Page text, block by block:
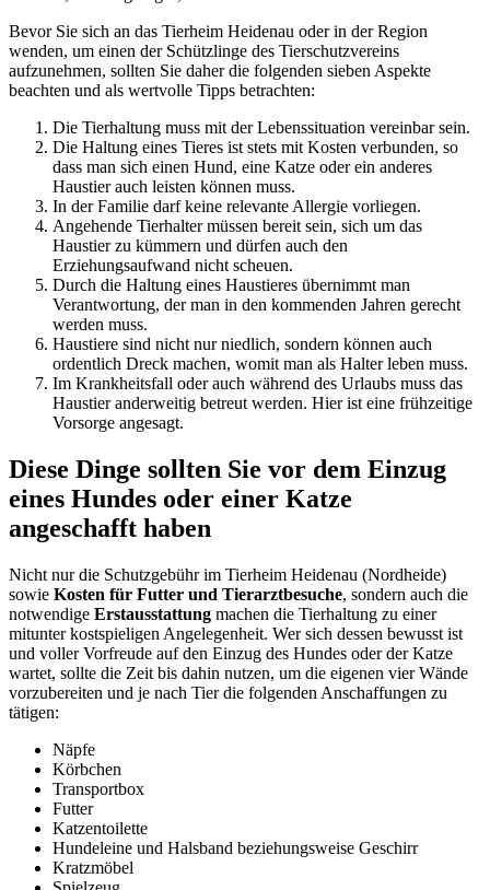
Bevor Sie sich an das Tierheim Heidenau oder in der Region
wenden, um einen der Schützlinge des Tierschutzvereins
aufzunehmen, sollten Sie daher die folgenden sieben Aspekte
beachten und als wertvolle Tipps betrachten:
Die Tierhaltung muss mit der Lebenssituation vereinbar sein.
Die Haltung eines Tieres ist stets mit Kosten verbunden, so
dass man sich einen Hund, eine Katze oder ein anderes
Haustier auch leisten können muss.
In der Familie darf keine relevante Allergie vorliegen.
Angehende Tierhalter müssen bereit sein, sich um das
Haustier zu kümmern und dürfen auch den
Erziehungsaufwand nicht scheuen.
Durch die Haltung eines Haustieres übernimmt man
Verantwortung, der man in den kommenden Jahren gerecht
werden muss.
Haustiere sind nicht nur niedlich, sondern können auch
ordentlich Dreck machen, womit man als Halter leben muss.
Im Krankheitsfall oder auch während des Urlaubs muss das
Haustier anderweitig betreut werden. Hier ist eine frühzeitige
Vorsorge angesagt.
Diese Dinge sollten Sie vor dem Einzug
eines Hundes oder einer Katze
angeschafft haben
Nicht nur die Schutzgebühr im Tierheim Heidenau (Nordheide)
sowie Kosten für Futter und Tierarztbesuche, sondern auch die
notwendige Erstausstattung machen die Tierhaltung zu einer
mitunter kostspieligen Angelegenheit. Wer sich dessen bewusst ist
und voller Vorfreude auf den Einzug des Hundes oder der Katze
wartet, sollte die Zeit bis dahin nutzen, um die eigenen vier Wände
vorzubereiten und je nach Tier die folgenden Anschaffungen zu
tätigen:
Näpfe
Körbchen
Transportbox
Futter
Katzentoilette
Hundeleine und Halsband beziehungsweise Geschirr
Kratzmöbel